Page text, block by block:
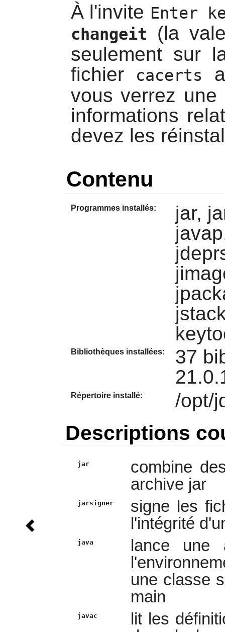
À l'invite Enter
changeit
(la
seulement sur
fichier
cacerts
vous verrez
informations
devez les
Contenu
Programmes installés:
jar,
Bibliothèques installées:
37
Répertoire installé: /opt/
Descriptions
jar
combine
archive jar
jarsigner
signe les
l'intégrité
java
lance une
une classe
main
javac
lit les